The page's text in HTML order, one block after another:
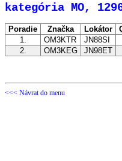
kategória MO,
Poradie Značka Lokátor
1.
OM3KTR JN88SI
2.
OM3KEG JN98ET
<<< Návrat do menu